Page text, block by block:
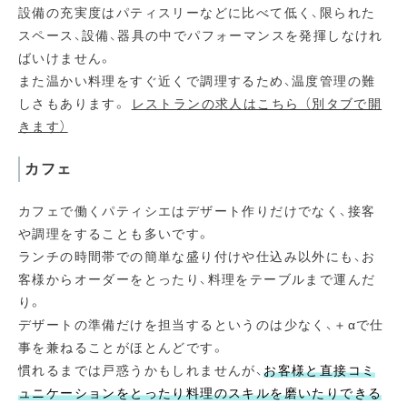
設備の充実度はパティスリーなどに比べて低く、限られた
スペース、設備、器具の中でパフォーマンスを発揮しなけれ
ばいけません。
また温かい料理をすぐ近くで調理するため、温度管理の難
しさもあります。
レストランの求人はこちら （別タブで開
きます）
カフェ
カフェで働くパティシエはデザート作りだけでなく、接客
や調理をすることも多いです。
ランチの時間帯での簡単な盛り付けや仕込み以外にも、お
客様からオーダーをとったり、料理をテーブルまで運んだ
り。
デザートの準備だけを担当するというのは少なく、＋αで仕
事を兼ねることがほとんどです。
慣れるまでは戸惑うかもしれませんが、お客様と直接コミ
ュニケーションをとったり料理のスキルを磨いたりできる